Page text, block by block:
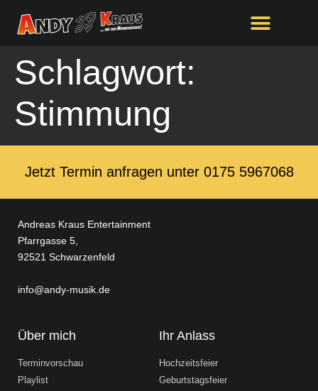
springen
Schlagwort:
Stimmung
Jetzt Termin anfragen unter ‭0175 5967068‬
Andreas Kraus Entertainment
Pfarrgasse 5,
92521 Schwarzenfeld
info@andy-musik.de
Über mich
Terminvorschau
Playlist
Ihr Anlass
Hochzeitsfeier
Geburtstagsfeier